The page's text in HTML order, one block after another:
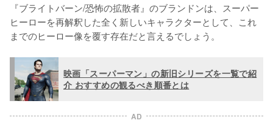
『ブライトバーン/恐怖の拡散者』のブランドンは、スーパー
ヒーローを再解釈した全く新しいキャラクターとして、これ
までのヒーロー像を覆す存在だと言えるでしょう。
映画「スーパーマン」の新旧シリーズを一覧で紹
介 おすすめの観るべき順番とは
AD